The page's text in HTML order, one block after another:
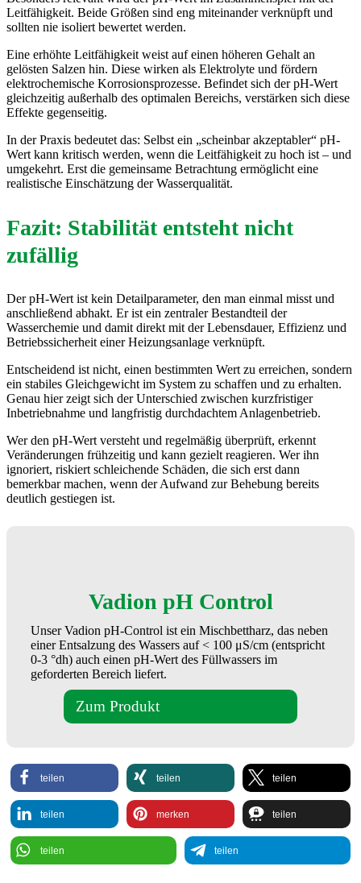
Leitfähigkeit. Beide Größen sind eng miteinander verknüpft und
sollten nie isoliert bewertet werden.
Eine erhöhte Leitfähigkeit weist auf einen höheren Gehalt an
gelösten Salzen hin. Diese wirken als Elektrolyte und fördern
elektrochemische Korrosionsprozesse. Befindet sich der pH-Wert
gleichzeitig außerhalb des optimalen Bereichs, verstärken sich diese
Effekte gegenseitig.
In der Praxis bedeutet das: Selbst ein „scheinbar akzeptabler“ pH-
Wert kann kritisch werden, wenn die Leitfähigkeit zu hoch ist – und
umgekehrt. Erst die gemeinsame Betrachtung ermöglicht eine
realistische Einschätzung der Wasserqualität.
Fazit: Stabilität entsteht nicht
zufällig
Der pH-Wert ist kein Detailparameter, den man einmal misst und
anschließend abhakt. Er ist ein zentraler Bestandteil der
Wasserchemie und damit direkt mit der Lebensdauer, Effizienz und
Betriebssicherheit einer Heizungsanlage verknüpft.
Entscheidend ist nicht, einen bestimmten Wert zu erreichen, sondern
ein stabiles Gleichgewicht im System zu schaffen und zu erhalten.
Genau hier zeigt sich der Unterschied zwischen kurzfristiger
Inbetriebnahme und langfristig durchdachtem Anlagenbetrieb.
Wer den pH-Wert versteht und regelmäßig überprüft, erkennt
Veränderungen frühzeitig und kann gezielt reagieren. Wer ihn
ignoriert, riskiert schleichende Schäden, die sich erst dann
bemerkbar machen, wenn der Aufwand zur Behebung bereits
deutlich gestiegen ist.
Vadion pH Control
Unser Vadion pH-Control ist ein Mischbettharz, das neben
einer Entsalzung des Wassers auf < 100 μS/cm (entspricht
0-3 °dh) auch einen pH-Wert des Füllwassers im
geforderten Bereich liefert.
Zum Produkt
teilen teilen teilen
teilen merken teilen
teilen teilen